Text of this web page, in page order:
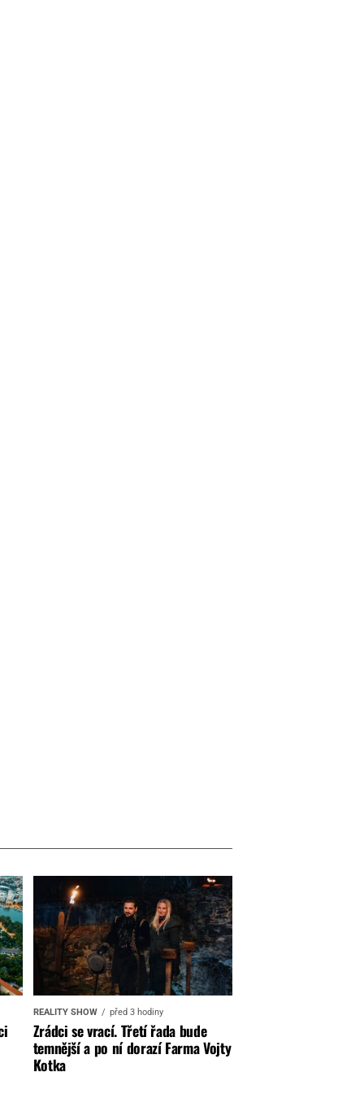
REALITY SHOW před 3 hodiny
Zrádci se vrací. Třetí řada bude
temnější a po ní dorazí Farma Vojty
Kotka